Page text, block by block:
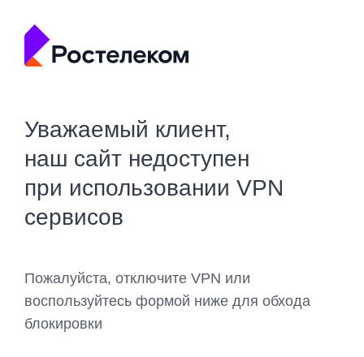
Уважаемый клиент,
наш сайт недоступен
при использовании VPN
сервисов
Пожалуйста, отключите VPN или
воспользуйтесь формой ниже для обхода
блокировки